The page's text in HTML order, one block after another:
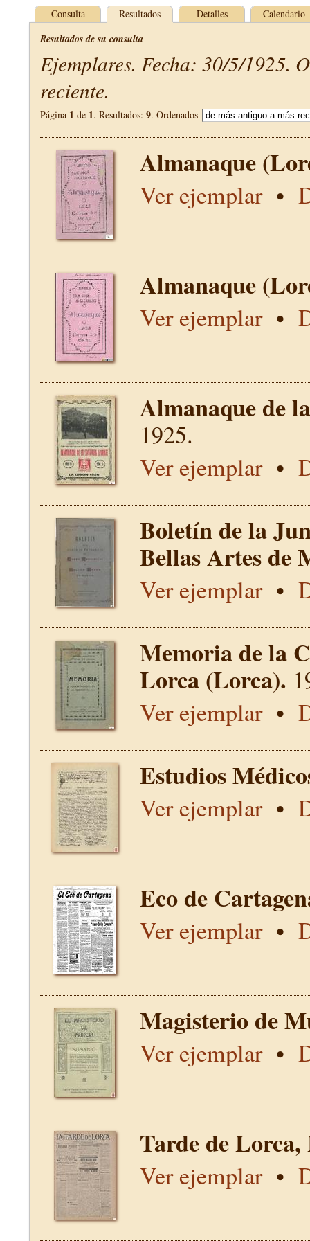
Consulta Resultados Detalles Calendario
Resultados de su consulta
Ejemplares. Fecha: 30/5/1925.
reciente.
Página 1 de 1. Resultados: 9. Ordenados
Almanaque
Ver ejemplar•
Almanaque
Ver ejemplar•
Almanaque de
1925.
Ver ejemplar•
Boletín de la
Bellas Artes
Ver ejemplar•
Memoria de la
Lorca (Lorca).
Ver ejemplar•
Estudios
Ver ejemplar•
Eco de
Ver ejemplar•
Magisterio de
Ver ejemplar•
Tarde de
Ver ejemplar•